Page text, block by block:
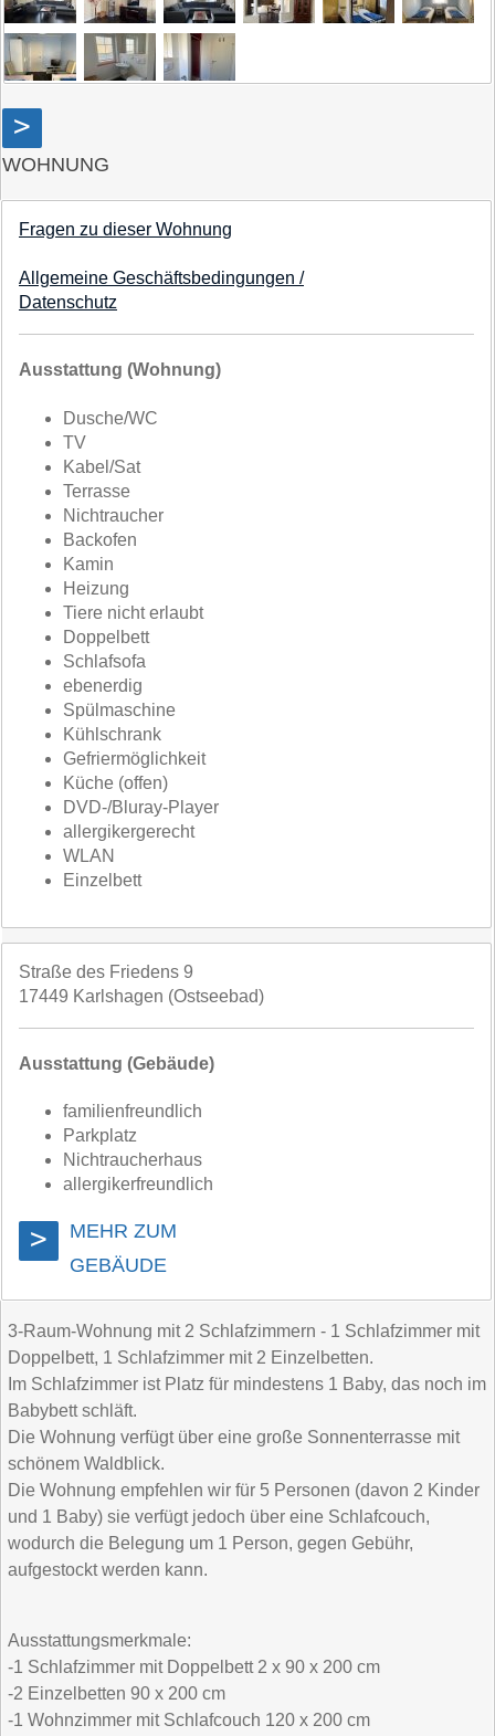
>
WOHNUNG
Fragen zu dieser Wohnung
Allgemeine Geschäftsbedingungen /
Datenschutz
Ausstattung (Wohnung)
Dusche/WC
TV
Kabel/Sat
Terrasse
Nichtraucher
Backofen
Kamin
Heizung
Tiere nicht erlaubt
Doppelbett
Schlafsofa
ebenerdig
Spülmaschine
Kühlschrank
Gefriermöglichkeit
Küche (offen)
DVD-/Bluray-Player
allergikergerecht
WLAN
Einzelbett
Straße des Friedens 9
17449 Karlshagen (Ostseebad)
Ausstattung (Gebäude)
familienfreundlich
Parkplatz
Nichtraucherhaus
allergikerfreundlich
>
MEHR ZUM
GEBÄUDE
3-Raum-Wohnung mit 2 Schlafzimmern - 1 Schlafzimmer mit
Doppelbett, 1 Schlafzimmer mit 2 Einzelbetten.
Im Schlafzimmer ist Platz für mindestens 1 Baby, das noch im
Babybett schläft.
Die Wohnung verfügt über eine große Sonnenterrasse mit
schönem Waldblick.
Die Wohnung empfehlen wir für 5 Personen (davon 2 Kinder
und 1 Baby) sie verfügt jedoch über eine Schlafcouch,
wodurch die Belegung um 1 Person, gegen Gebühr,
aufgestockt werden kann.
Ausstattungsmerkmale:
-1 Schlafzimmer mit Doppelbett 2 x 90 x 200 cm
-2 Einzelbetten 90 x 200 cm
-1 Wohnzimmer mit Schlafcouch 120 x 200 cm